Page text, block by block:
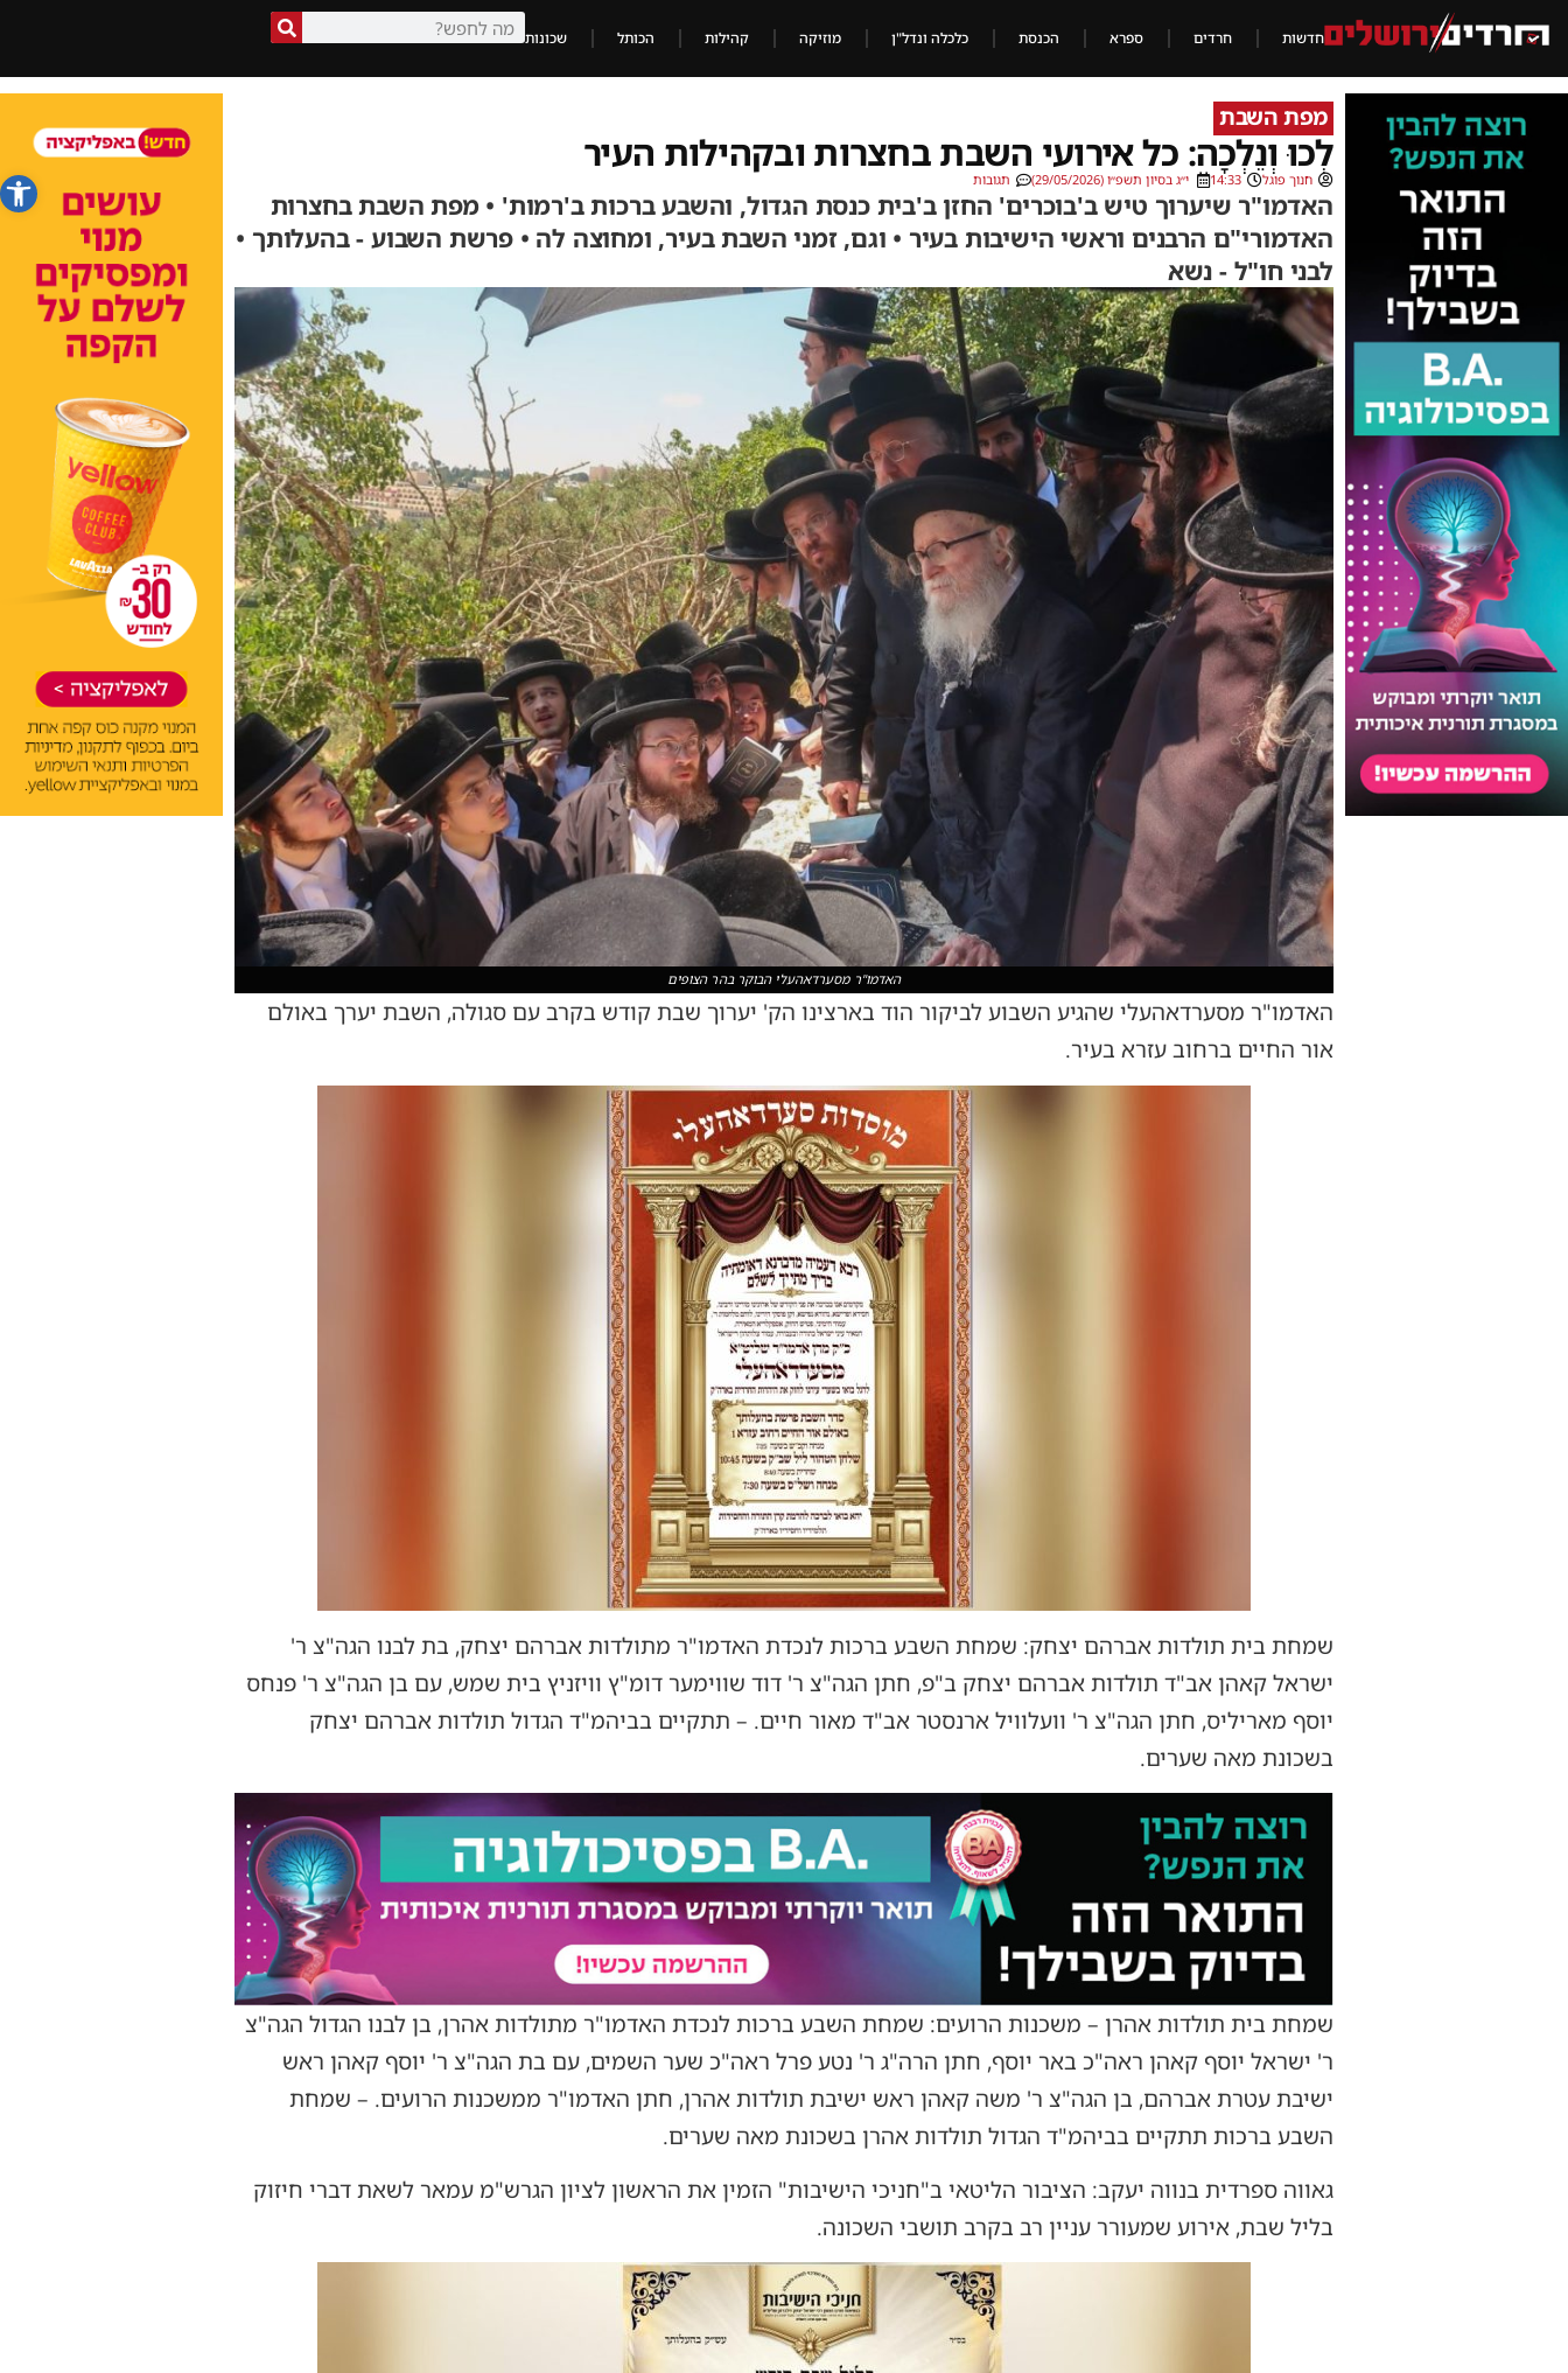
פתח
חדשות חרדים ספרא הכנסת כלכלה ונדל"ן מוזיקה קהילות הכותל שכונות
מפת השבת
לְכוּ וְנֵלְכָה: כל אירועי השבת בחצרות ובקהילות העיר
חנוך פוגל 14:33 י״ג בסיון תשפ״ו (29/05/2026) תגובות
האדמו"ר שיערוך טיש ב'בוכרים' החזן ב'בית כנסת הגדול, והשבע ברכות ב'רמות' • מפת השבת בחצרות
האדמורי"ם הרבנים וראשי הישיבות בעיר • וגם, זמני השבת בעיר, ומחוצה לה • פרשת השבוע - בהעלותך •
לבני חו"ל - נשא
האדמו"ר מסערדאהעלי הבוקר בהר הצופים
האדמו"ר מסערדאהעלי שהגיע השבוע לביקור הוד בארצינו הק' יערוך שבת קודש בקרב עם סגולה, השבת יערך באולם
אור החיים ברחוב עזרא בעיר.
שמחת בית תולדות אברהם יצחק: שמחת השבע ברכות לנכדת האדמו"ר מתולדות אברהם יצחק, בת לבנו הגה"צ ר'
ישראל קאהן אב"ד תולדות אברהם יצחק ב"פ, חתן הגה"צ ר' דוד שווימער דומ"ץ וויזניץ בית שמש, עם בן הגה"צ ר' פנחס
יוסף מאריליס, חתן הגה"צ ר' וועלוויל ארנסטר אב"ד מאור חיים. – תתקיים בביהמ"ד הגדול תולדות אברהם יצחק
בשכונת מאה שערים.
שמחת בית תולדות אהרן – משכנות הרועים: שמחת השבע ברכות לנכדת האדמו"ר מתולדות אהרן, בן לבנו הגדול הגה"צ
ר' ישראל יוסף קאהן ראה"כ באר יוסף, חתן הרה"ג ר' נטע פרל ראה"כ שער השמים, עם בת הגה"צ ר' יוסף קאהן ראש
ישיבת עטרת אברהם, בן הגה"צ ר' משה קאהן ראש ישיבת תולדות אהרן, חתן האדמו"ר ממשכנות הרועים. – שמחת
השבע ברכות תתקיים בביהמ"ד הגדול תולדות אהרן בשכונת מאה שערים.
גאווה ספרדית בנווה יעקב: הציבור הליטאי ב"חניכי הישיבות" הזמין את הראשון לציון הגרש"מ עמאר לשאת דברי חיזוק
בליל שבת, אירוע שמעורר עניין רב בקרב תושבי השכונה.